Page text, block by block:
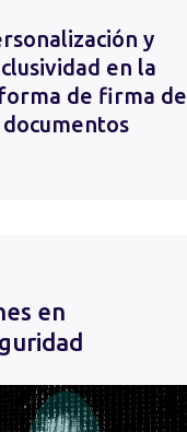
y
en la
de firma de
documentos
en